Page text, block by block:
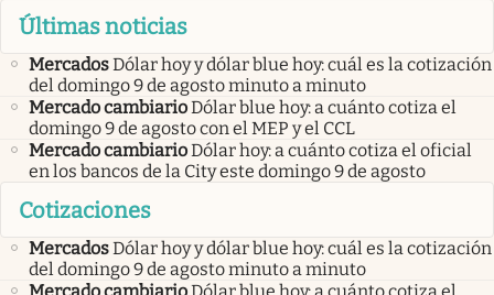
Últimas noticias
MercadosDólar hoy y dólar blue hoy: cuál es la cotización
del domingo 9 de agosto minuto a minuto
Mercado cambiarioDólar blue hoy: a cuánto cotiza el
domingo 9 de agosto con el MEP y el CCL
Mercado cambiarioDólar hoy: a cuánto cotiza el oficial
en los bancos de la City este domingo 9 de agosto
Cotizaciones
MercadosDólar hoy y dólar blue hoy: cuál es la cotización
del domingo 9 de agosto minuto a minuto